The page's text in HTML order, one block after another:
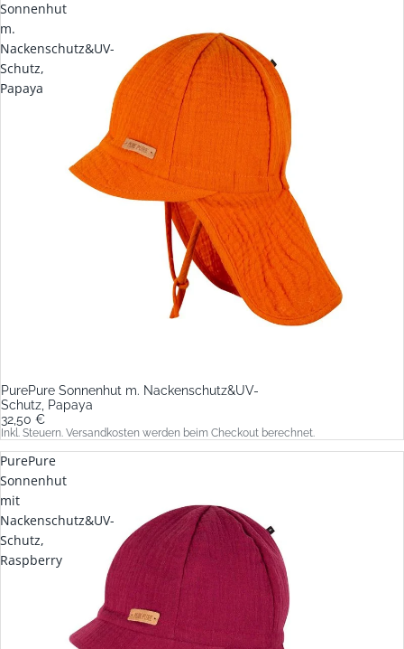
Sonnenhut
m.
Nackenschutz&UV-
Schutz,
Papaya
PurePure Sonnenhut m. Nackenschutz&UV-
Schutz, Papaya
32,50 €
Inkl. Steuern. Versandkosten werden beim Checkout berechnet.
PurePure
Sonnenhut
mit
Nackenschutz&UV-
Schutz,
Raspberry